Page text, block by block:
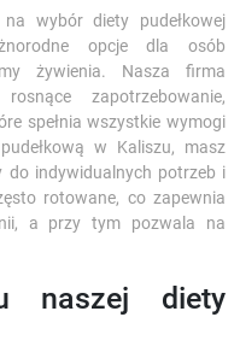
wybór diety pudełkowej
opcje dla osób
żywienia. Nasza firma
zapotrzebowanie,
spełnia wszystkie wymogi
w Kaliszu, masz
do indywidualnych potrzeb i
rotowane, co zapewnia
a przy tym pozwala na
naszej diety